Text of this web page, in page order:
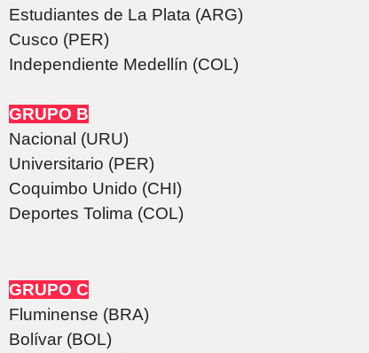
Estudiantes de La Plata (ARG)
Cusco (PER)
Independiente Medellín (COL)
GRUPO B
Nacional (URU)
Universitario (PER)
Coquimbo Unido (CHI)
Deportes Tolima (COL)
GRUPO C
Fluminense (BRA)
Bolívar (BOL)